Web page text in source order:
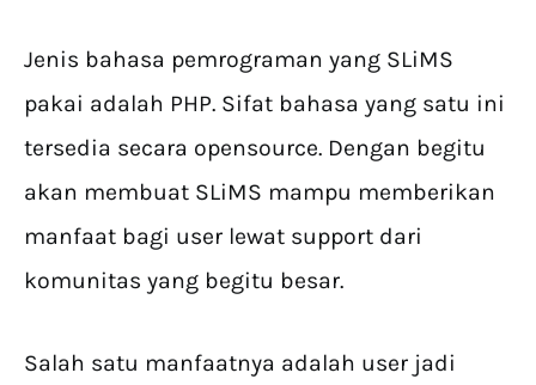
Jenis bahasa pemrograman yang SLiMS
pakai adalah PHP. Sifat bahasa yang satu ini
tersedia secara opensource. Dengan begitu
akan membuat SLiMS mampu memberikan
manfaat bagi user lewat support dari
komunitas yang begitu besar.
Salah satu manfaatnya adalah user jadi